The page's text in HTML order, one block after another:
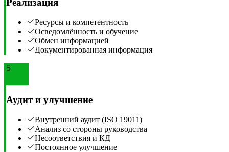
Реализация
Ресурсы и компетентность
Осведомлённость и обучение
Обмен информацией
Документированная информация
5
Аудит и улучшение
Внутренний аудит (ISO 19011)
Анализ со стороны руководства
Несоответствия и КД
Постоянное улучшение